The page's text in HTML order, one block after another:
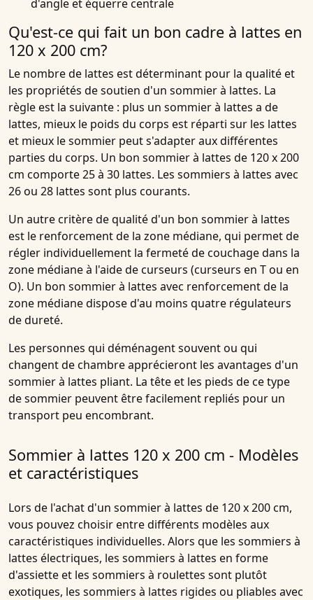
d'angle et équerre centrale
Qu'est-ce qui fait un bon cadre à lattes en
120 x 200 cm?
Le nombre de lattes est déterminant pour la qualité et
les propriétés de soutien d'un sommier à lattes. La
règle est la suivante : plus un sommier à lattes a de
lattes, mieux le poids du corps est réparti sur les lattes
et mieux le sommier peut s'adapter aux différentes
parties du corps. Un bon sommier à lattes de 120 x 200
cm comporte 25 à 30 lattes. Les sommiers à lattes avec
26 ou 28 lattes sont plus courants.
Un autre critère de qualité d'un bon sommier à lattes
est le renforcement de la zone médiane, qui permet de
régler individuellement la fermeté de couchage dans la
zone médiane à l'aide de curseurs (curseurs en T ou en
O). Un bon sommier à lattes avec renforcement de la
zone médiane dispose d'au moins quatre régulateurs
de dureté.
Les personnes qui déménagent souvent ou qui
changent de chambre apprécieront les avantages d'un
sommier à lattes pliant. La tête et les pieds de ce type
de sommier peuvent être facilement repliés pour un
transport peu encombrant.
Sommier à lattes 120 x 200 cm - Modèles
et caractéristiques
Lors de l'achat d'un sommier à lattes de 120 x 200 cm,
vous pouvez choisir entre différents modèles aux
caractéristiques individuelles. Alors que les sommiers à
lattes électriques, les sommiers à lattes en forme
d'assiette et les sommiers à roulettes sont plutôt
exotiques, les sommiers à lattes rigides ou pliables avec